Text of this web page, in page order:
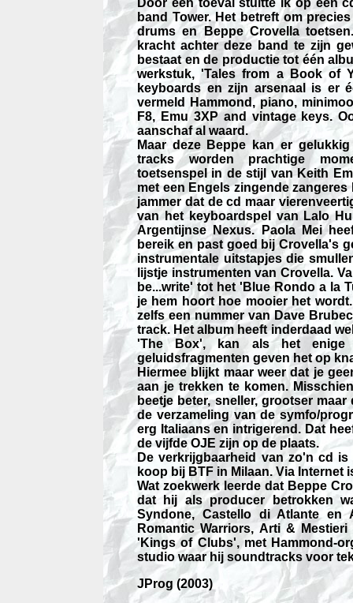
Door een toeval stuitte ik op een
band Tower. Het betreft om
drums en Beppe Crovella
kracht achter deze band te zijn
bestaat en de productie tot één
werkstuk, 'Tales from a Book of
keyboards en zijn arsenaal is er
vermeld Hammond, piano,
F8, Emu 3XP and vintage keys.
aanschaf al waard.
Maar deze Beppe kan er
tracks worden prachtige
toetsenspel in de stijl van Keith
met een Engels zingende
jammer dat de cd maar
van het keyboardspel van Lalo
Argentijnse Nexus. Paola Mei
bereik en past goed bij Crovella's
instrumentale uitstapjes die
lijstje instrumenten van Crovella.
be...write' tot het 'Blue Rondo a la
je hem hoort hoe mooier het
zelfs een nummer van Dave
track. Het album heeft inderdaad
'The Box', kan als het enige
geluidsfragmenten geven het op
Hiermee blijkt maar weer dat je
aan je trekken te komen.
beetje beter, sneller, grootser
de verzameling van de symfo/
erg Italiaans en intrigerend. Dat
de vijfde OJE zijn op de plaats.
De verkrijgbaarheid van zo'n cd
koop bij BTF in Milaan. Via Internet
Wat zoekwerk leerde dat Beppe
dat hij als producer betrokken
Syndone, Castello di Atlante
Romantic Warriors, Arti &
'Kings of Clubs', met Hammond-
studio waar hij soundtracks voor
JProg (2003)